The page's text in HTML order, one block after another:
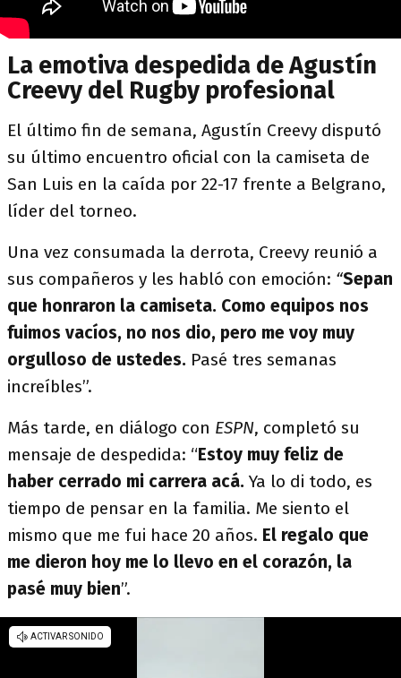
La emotiva despedida de Agustín
Creevy del Rugby profesional
El último fin de semana, Agustín Creevy disputó
su último encuentro oficial con la camiseta de
San Luis en la caída por 22-17 frente a Belgrano,
líder del torneo.
Una vez consumada la derrota, Creevy reunió a
sus compañeros y les habló con emoción: “Sepan
que honraron la camiseta. Como equipos nos
fuimos vacíos, no nos dio, pero me voy muy
orgulloso de ustedes. Pasé tres semanas
increíbles”.
Más tarde, en diálogo con ESPN, completó su
mensaje de despedida: “Estoy muy feliz de
haber cerrado mi carrera acá. Ya lo di todo, es
tiempo de pensar en la familia. Me siento el
mismo que me fui hace 20 años. El regalo que
me dieron hoy me lo llevo en el corazón, la
pasé muy bien”.